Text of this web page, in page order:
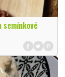
semínkové